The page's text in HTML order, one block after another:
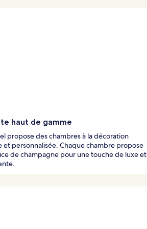
haut de gamme
propose des chambres à la décoration
et personnalisée. Chaque chambre propose
de champagne pour une touche de luxe et